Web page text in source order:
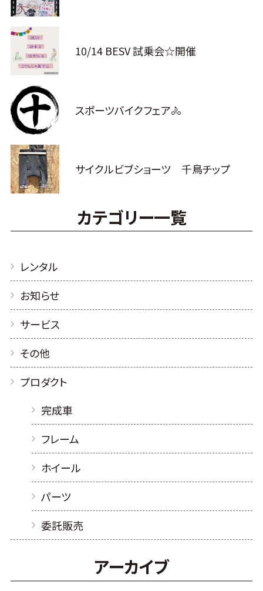
10/14 BESV 試乗会☆開催
スポーツバイクフェア🚴
サイクルビブショーツ 千鳥チップ
カテゴリー一覧
レンタル
お知らせ
サービス
その他
プロダクト
完成車
フレーム
ホイール
パーツ
委託販売
アーカイブ